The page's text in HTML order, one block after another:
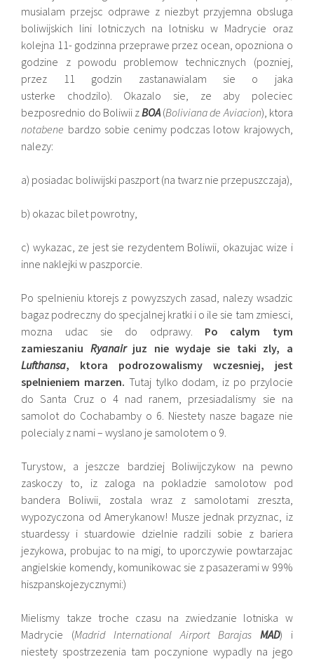
musialam przejsc odprawe z niezbyt przyjemna obsluga
boliwijskich lini lotniczych na lotnisku w Madrycie oraz
kolejna 11- godzinna przeprawe przez ocean, opozniona o
godzine z powodu problemow technicznych (pozniej,
przez 11 godzin zastanawialam sie o jaka
usterke chodzilo). Okazalo sie, ze aby poleciec
bezposrednio do Boliwii zBOA(Boliviana de Aviacion), ktora
notabene bardzo sobie cenimy podczas lotow krajowych,
nalezy:
a) posiadac boliwijski paszport (na twarz nie przepuszczaja),
b) okazac bilet powrotny,
c) wykazac, ze jest sie rezydentem Boliwii, okazujac wize i
inne naklejki w paszporcie.
Po spelnieniu ktorejs z powyzszych zasad, nalezy wsadzic
bagaz podreczny do specjalnej kratki i o ile sie tam zmiesci,
mozna udac sie do odprawy. Po calym tym
zamieszaniu Ryanairjuz nie wydaje sie taki zly, a
Lufthansa, ktora podrozowalismy wczesniej, jest
spelnieniem marzen. Tutaj tylko dodam, iz po przylocie
do Santa Cruz o 4 nad ranem, przesiadalismy sie na
samolot do Cochabamby o 6. Niestety nasze bagaze nie
polecialy z nami – wyslano je samolotem o 9.
Turystow, a jeszcze bardziej Boliwijczykow na pewno
zaskoczy to, iz zaloga na pokladzie samolotow pod
bandera Boliwii, zostala wraz z samolotami zreszta,
wypozyczona od Amerykanow! Musze jednak przyznac, iz
stuardessy i stuardowie dzielnie radzili sobie z bariera
jezykowa, probujac to na migi, to uporczywie powtarzajac
angielskie komendy, komunikowac sie z pasazerami w 99%
hiszpanskojezycznymi:)
Mielismy takze troche czasu na zwiedzanie lotniska w
Madrycie (Madrid International Airport Barajas MAD) i
niestety spostrzezenia tam poczynione wypadly na jego